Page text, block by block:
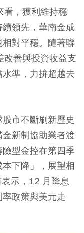
看，獲利維持穩
領先，華南金成
對平穩。隨著聯
改善與投資收益支
準，力拚超越去
市不斷刷新歷史
新制協助業者渡
型金控在第四季
下降」，展望相
示，12 月降息
政策與美元走